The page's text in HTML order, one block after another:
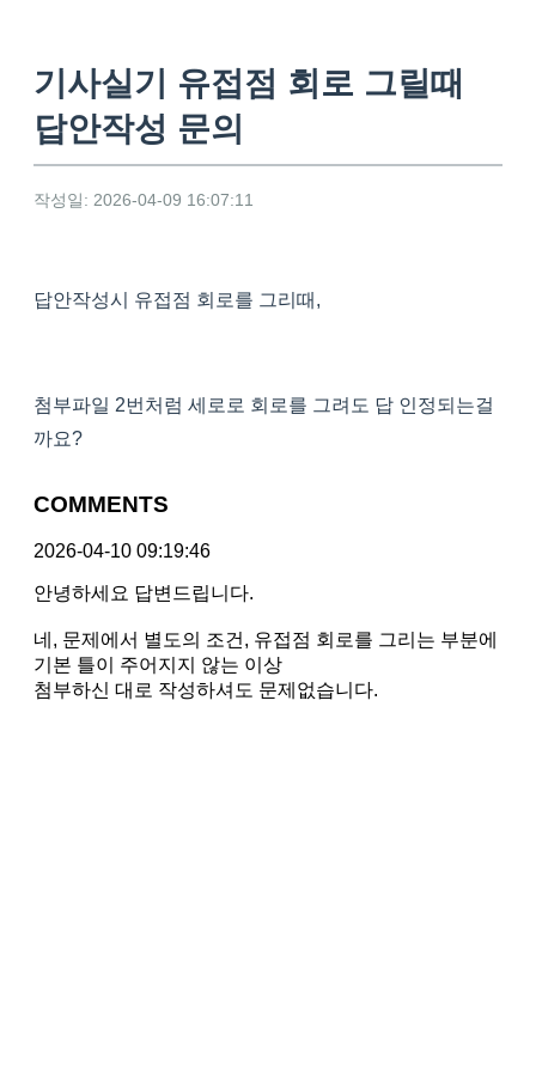
기사실기 유접점 회로 그릴때
답안작성 문의
작성일: 2026-04-09 16:07:11
답안작성시 유접점 회로를 그리때,
첨부파일 2번처럼 세로로 회로를 그려도 답 인정되는걸
까요?
COMMENTS
2026-04-10 09:19:46
안녕하세요 답변드립니다.
네, 문제에서 별도의 조건, 유접점 회로를 그리는 부분에
기본 틀이 주어지지 않는 이상
첨부하신 대로 작성하셔도 문제없습니다.